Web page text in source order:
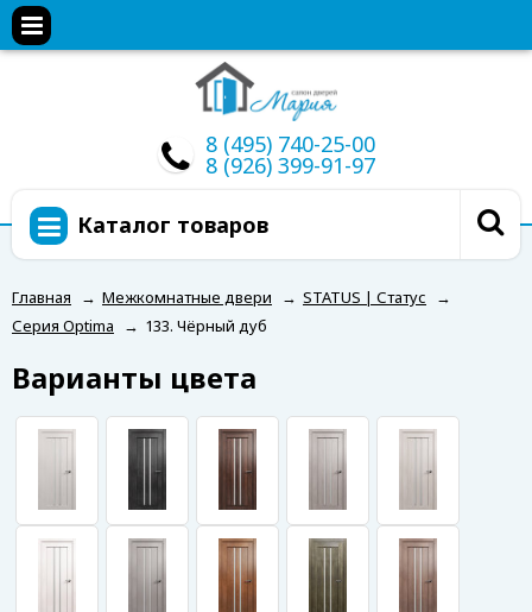
8 (495) 740-25-00
8 (926) 399-91-97
Каталог товаров
Главная → Межкомнатные двери → STATUS | Статус
→
Серия Optima
→ 133. Чёрный дуб
Варианты цвета